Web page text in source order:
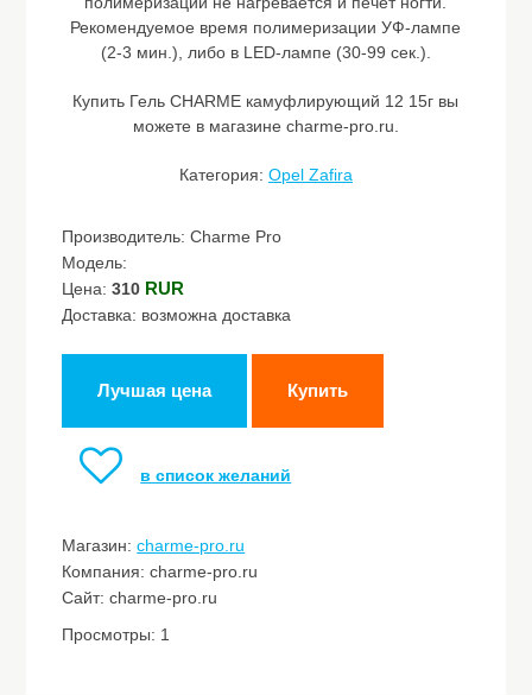
Рекомендуемое время полимеризации УФ-лампе
(2-3 мин.), либо в LED-лампе (30-99 сек.).
Купить Гель CHARME камуфлирующий 12 15г вы
можете в магазине charme-pro.ru.
Категория: Opel Zafira
Производитель: Charme Pro
Модель:
Цена:310 RUR
Доставка: возможна доставка
Лучшая цена Купить
в список желаний
Магазин:charme-pro.ru
Компания: charme-pro.ru
Сайт: charme-pro.ru
Просмотры: 1